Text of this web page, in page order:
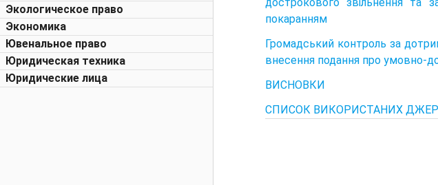
Экологическое право
Экономика
Ювенальное право
Юридическая техника
Юридические лица
покаранням
Громадський контроль за
внесення подання про умовно-
ВИСНОВКИ
СПИСОК ВИКОРИСТАНИХ